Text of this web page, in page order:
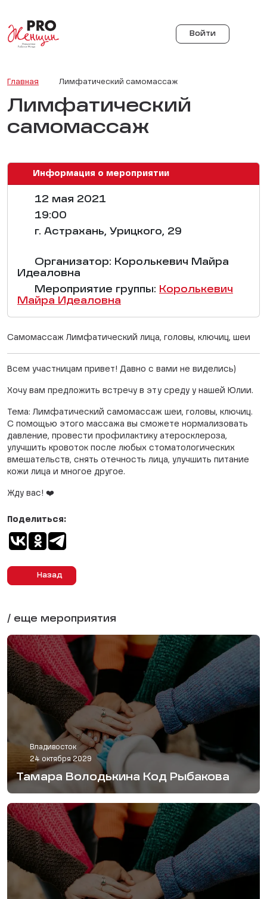
Войти
Главная Лимфатический самомассаж
Лимфатический
самомассаж
Информация о мероприятии
12 мая 2021
19:00
г. Астрахань, Урицкого, 29
Организатор: Королькевич Майра
Идеаловна
Мероприятие группы: Королькевич
Майра Идеаловна
Самомассаж Лимфатический лица, головы, ключиц, шеи
Всем участницам привет! Давно с вами не виделись)
Хочу вам предложить встречу в эту среду у нашей Юлии.
Тема: Лимфатический самомассаж шеи, головы, ключиц.
С помощью этого массажа вы сможете нормализовать
давление, провести профилактику атеросклероза,
улучшить кровоток после любых стоматологических
вмешательств, снять отечность лица, улучшить питание
кожи лица и многое другое.
Жду вас! ❤️
Назад
Поделиться:
/ еще мероприятия
Владивосток
24 октября 2029
Тамара Володькина Код Рыбакова